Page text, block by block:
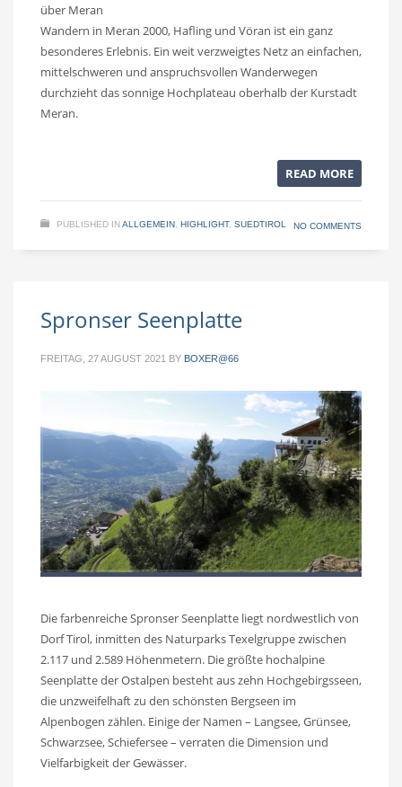
über Meran
Wandern in Meran 2000, Hafling und Vöran ist ein ganz
besonderes Erlebnis. Ein weit verzweigtes Netz an einfachen,
mittelschweren und anspruchsvollen Wanderwegen
durchzieht das sonnige Hochplateau oberhalb der Kurstadt
Meran.
READ MORE
PUBLISHED INALLGEMEIN HIGHLIGHT, SUEDTIROL NO COMMENTS
Spronser Seenplatte
FREITAG, 27 AUGUST 2021 BY BOXER@66
Die farbenreiche Spronser Seenplatte liegt nordwestlich von
Dorf Tirol, inmitten des Naturparks Texelgruppe zwischen
2.117 und 2.589 Höhenmetern. Die größte hochalpine
Seenplatte der Ostalpen besteht aus zehn Hochgebirgsseen,
die unzweifelhaft zu den schönsten Bergseen im
Alpenbogen zählen. Einige der Namen – Langsee, Grünsee,
Schwarzsee, Schiefersee – verraten die Dimension und
Vielfarbigkeit der Gewässer.